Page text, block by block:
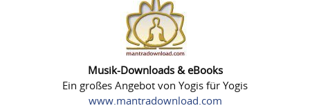
Musik-Downloads & eBooks
Ein großes Angebot von Yogis für Yogis
www.mantradownload.com